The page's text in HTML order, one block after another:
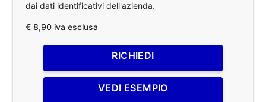
dai dati identificativi dell'azienda.
€ 8,90 iva esclusa
RICHIEDI
VEDI ESEMPIO